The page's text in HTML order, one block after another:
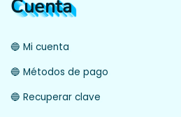
Cuenta
🔵 Mi cuenta
🔵 Métodos de pago
🔵 Recuperar clave